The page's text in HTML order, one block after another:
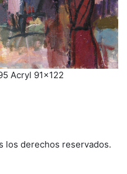
Acryl 91×122
los derechos reservados.